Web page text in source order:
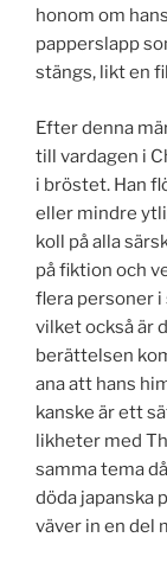
honom om
papperslapp
stängs, likt en
Efter denna
till vardagen i
i bröstet. Han
eller mindre
koll på alla
på fiktion och
flera personer
vilket också är
berättelsen
ana att hans
kanske är ett
likheter med
samma tema
döda japanska
väver in en del